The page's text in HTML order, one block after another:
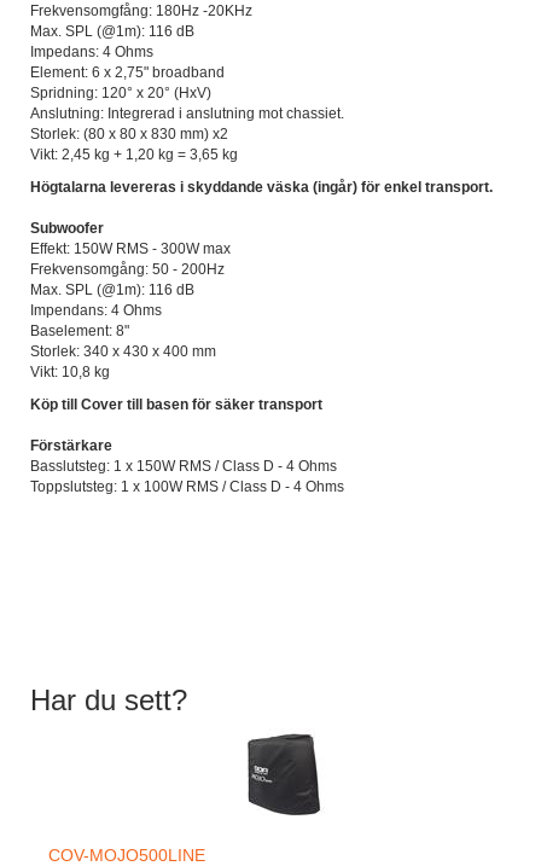
Frekvensomgfång: 180Hz -20KHz
Max. SPL (@1m): 116 dB
Impedans: 4 Ohms
Element: 6 x 2,75" broadband
Spridning: 120° x 20° (HxV)
Anslutning: Integrerad i anslutning mot chassiet.
Storlek: (80 x 80 x 830 mm) x2
Vikt: 2,45 kg + 1,20 kg = 3,65 kg
Högtalarna levereras i skyddande väska (ingår) för enkel transport.
Subwoofer
Effekt: 150W RMS - 300W max
Frekvensomgång: 50 - 200Hz
Max. SPL (@1m): 116 dB
Impendans: 4 Ohms
Baselement: 8"
Storlek: 340 x 430 x 400 mm
Vikt: 10,8 kg
Köp till Cover till basen för säker transport
Förstärkare
Basslutsteg: 1 x 150W RMS / Class D - 4 Ohms
Toppslutsteg: 1 x 100W RMS / Class D - 4 Ohms
Har du sett?
COV-MOJO500LINE